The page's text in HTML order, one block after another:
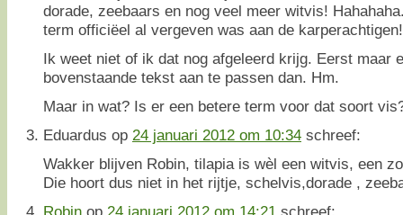
dorade, zeebaars en nog veel meer witvis!
term officiëel al vergeven was aan de karperachtigen!
Ik weet niet of ik dat nog afgeleerd krijg. Eerst maar
bovenstaande tekst aan te passen dan. Hm.
Maar in wat? Is er een betere term voor dat soort
Eduardus op 24 januari 2012 om 10:34 schreef:
Wakker blijven Robin, tilapia is wèl een witvis, een
Die hoort dus niet in het rijtje, schelvis,dorade ,
Robin op 24 januari 2012 om 14:21 schreef: